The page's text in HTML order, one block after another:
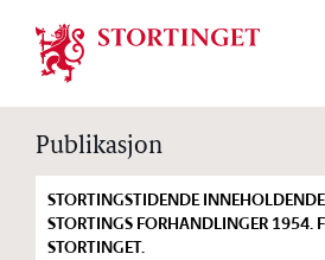
Stortinget.no
Publikasjon
STORTINGSTIDENDE
STORTINGS FORHANDLINGER 1954.
STORTINGET.